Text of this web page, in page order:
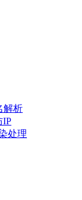
解析
IP
处理